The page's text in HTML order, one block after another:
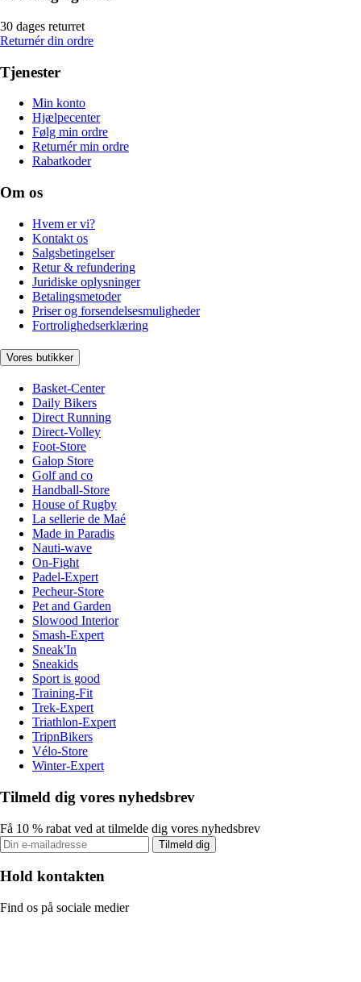
30 dages returret
Returnér din ordre
Tjenester
Min konto
Hjælpecenter
Følg min ordre
Returnér min ordre
Rabatkoder
Om os
Hvem er vi?
Kontakt os
Salgsbetingelser
Retur & refundering
Juridiske oplysninger
Betalingsmetoder
Priser og forsendelsesmuligheder
Fortrolighedserklæring
Vores butikker
Basket-Center
Daily Bikers
Direct Running
Direct-Volley
Foot-Store
Galop Store
Golf and co
Handball-Store
House of Rugby
La sellerie de Maé
Made in Paradis
Nauti-wave
On-Fight
Padel-Expert
Pecheur-Store
Pet and Garden
Slowood Interior
Smash-Expert
Sneak'In
Sneakids
Sport is good
Training-Fit
Trek-Expert
Triathlon-Expert
TripnBikers
Vélo-Store
Winter-Expert
Tilmeld dig vores nyhedsbrev
Få 10 % rabat ved at tilmelde dig vores nyhedsbrev
Tilmeld dig
Hold kontakten
Find os på sociale medier